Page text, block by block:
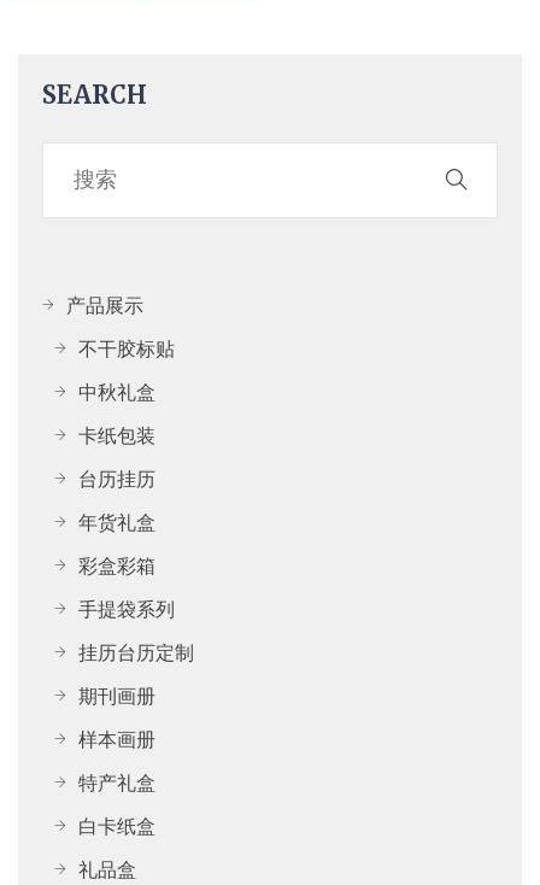
SEARCH
产品展示
不干胶标贴
中秋礼盒
卡纸包装
台历挂历
年货礼盒
彩盒彩箱
手提袋系列
挂历台历定制
期刊画册
样本画册
特产礼盒
白卡纸盒
礼品盒